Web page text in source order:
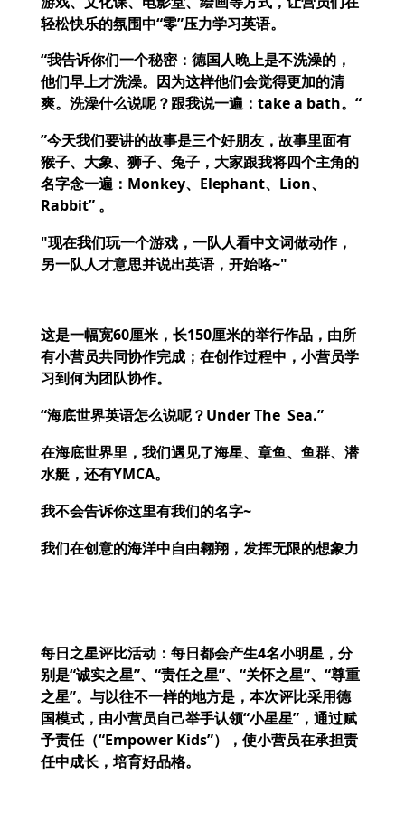
轻松快乐的氛围中“零”压力学习英语。
“我告诉你们一个秘密：德国人晚上是不洗澡的，
他们早上才洗澡。因为这样他们会觉得更加的清
爽。洗澡什么说呢？跟我说一遍： take a bath。“
”今天我们要讲的故事是三个好朋友，故事里面有
猴子、大象、狮子、兔子，大家跟我将四个主角的
名字念一遍： Monkey、 Elephant、 Lion、
Rabbit”。
"现在我们玩一个游戏，一队人看中文词做动作，
另一队人才意思并说出英语，开始咯~"
这是一幅宽60厘米，长150厘米的举行作品，由所
有小营员共同协作完成；在创作过程中，小营员学
习到何为团队协作。
“海底世界英语怎么说呢？Under The Sea.”
在海底世界里，我们遇见了海星、章鱼、鱼群、潜
水艇，还有YMCA。
我不会告诉你这里有我们的名字~
我们在创意的海洋中自由翱翔，发挥无限的想象力
每日之星评比活动：每日都会产生4名小明星，分
别是“诚实之星”、“责任之星”、“关怀之星”、“尊重
之星”。与以往不一样的地方是，本次评比采用德
国模式，由小营员自己举手认领“小星星”，通过赋
予责任（“Empower Kids”），使小营员在承担责
任中成长，培育好品格。